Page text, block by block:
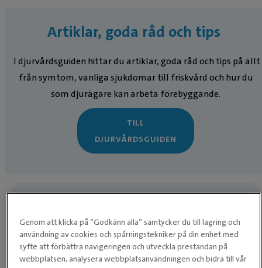
Artiklar, goda råd och tips
I djurvårdsguiden hittar du artiklar, goda råd och tips på allt
från symtom, vanliga sjukdomar till friskvård och hur du
som djurägare kan arbeta förebyggande.
TILL
DJURVÅRDSGUIDEN
Telefontid:
Mån-fre från kl. 08:00
Genom att klicka på ”Godkänn alla” samtycker du till lagring och
användning av cookies och spårningstekniker på din enhet med
syfte att förbättra navigeringen och utveckla prestandan på
webbplatsen, analysera webbplatsanvändningen och bidra till vår